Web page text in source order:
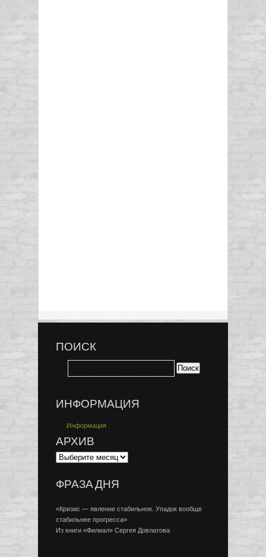
ПОИСК
ИНФОРМАЦИЯ
Информация
АРХИВ
ФРАЗА ДНЯ
«Кризис — явление стабильное. Упадок вообще
стабильнее прогресса»
Из книги «Филиал» Сергея Довлатова